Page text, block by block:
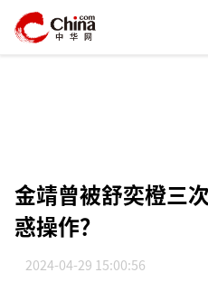
金靖曾被舒奕橙三
惑操作？
2024-04-29 15:00:56